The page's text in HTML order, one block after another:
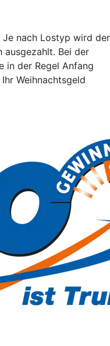
Je nach Lostyp wird der
ausgezahlt. Bei der
in der Regel Anfang
Weihnachtsgeld